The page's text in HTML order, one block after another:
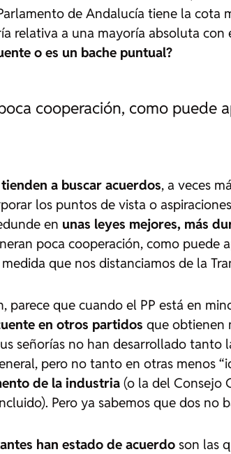
de Andalucía tiene la cota
relativa a una mayoría absoluta
o es un bache puntual?
cooperación, como puede
a buscar acuerdos, a veces
los puntos de vista o
en unas leyes mejores, más
poca cooperación, como puede
que nos distanciamos de la
parece que cuando el PP está en
en otros partidos que obtienen
señorías no han desarrollado tanto
pero no tanto en otras menos
de la industria (o la del Consejo
Pero ya sabemos que dos no
han estado de acuerdo son las